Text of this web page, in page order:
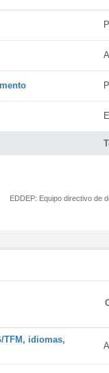
EDDEP: Equipo directivo de
TFM, idiomas,